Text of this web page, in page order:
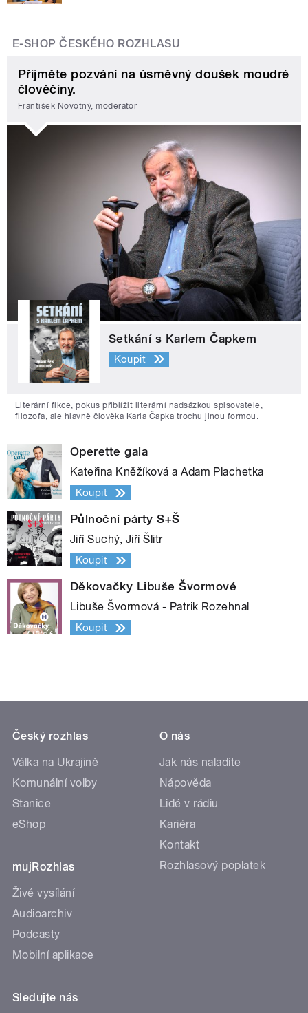
E-SHOP ČESKÉHO ROZHLASU
Přijměte pozvání na úsměvný doušek moudré
člověčiny.
František Novotný, moderátor
Setkání s Karlem Čapkem
Koupit
Literární fikce, pokus přiblížit literární nadsázkou spisovatele,
filozofa, ale hlavně člověka Karla Čapka trochu jinou formou.
Operette gala
Kateřina Kněžíková a Adam Plachetka
Koupit
Půlnoční párty S+Š
Jiří Suchý, Jiří Šlitr
Koupit
Děkovačky Libuše Švormové
Libuše Švormová - Patrik Rozehnal
Koupit
Český rozhlas
Válka na Ukrajině
Komunální volby
Stanice
eShop
mujRozhlas
Živé vysílání
Audioarchiv
Podcasty
Mobilní aplikace
O nás
Jak nás naladíte
Nápověda
Lidé v rádiu
Kariéra
Kontakt
Rozhlasový poplatek
Sledujte nás